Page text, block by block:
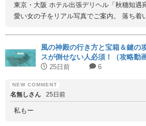
東京・大阪 ホテル出張デリヘル「秋穗知遇
愛い女の子をリアル写真でご案内。 落ち着
風の神殿の行き方と宝箱＆鍵の
スが倒せない人必須！（攻略動
25日前 6
名無しさん 25日前
私もー